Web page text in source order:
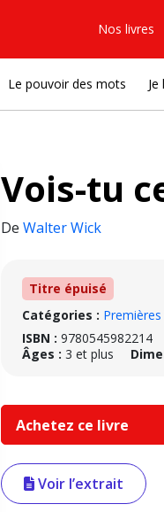
Nos livres
Le pouvoir des mots
Vois-tu
De Walter Wick
Titre épuisé
Catégories :
ISBN : 9780545982214
Âges : 3 et plus
Achetez ce livre
Voir l’extrait